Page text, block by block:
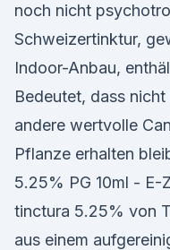
noch nicht
Schweizertinktur,
Indoor-Anbau,
Bedeutet, dass
andere wertvolle
Pflanze erhalten
5.25% PG 10ml - E-
tinctura 5.25% von
aus einem